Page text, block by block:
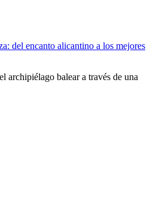
del encanto alicantino a los mejores
archipiélago balear a través de una